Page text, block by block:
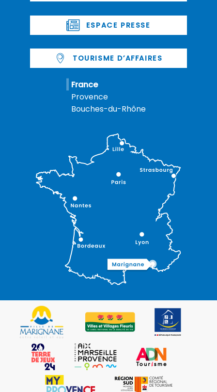
ESPACE PRESSE
TOURISME D’AFFAIRES
France
Provence
Bouches-du-Rhône